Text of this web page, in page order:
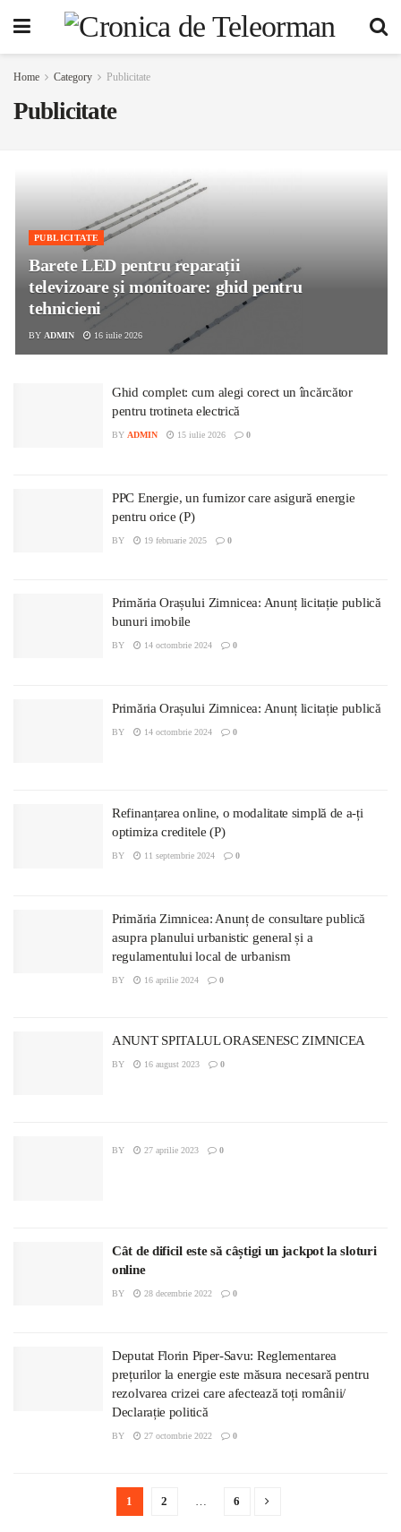
Home Category Publicitate
Publicitate
PUBLICITATE
Barete LED pentru reparații
televizoare și monitoare: ghid pentru
tehnicieni
BY ADMIN 16 iulie 2026
Ghid complet: cum alegi corect un încărcător
pentru trotineta electrică
BY ADMIN 15 iulie 2026 0
PPC Energie, un furnizor care asigură energie
pentru orice (P)
BY 19 februarie 2025 0
Primăria Orașului Zimnicea: Anunț licitație publică
bunuri imobile
BY 14 octombrie 2024 0
Primăria Orașului Zimnicea: Anunț licitație publică
BY 14 octombrie 2024 0
Refinanțarea online, o modalitate simplă de a-ți
optimiza creditele (P)
BY 11 septembrie 2024 0
Primăria Zimnicea: Anunț de consultare publică
asupra planului urbanistic general și a
regulamentului local de urbanism
BY 16 aprilie 2024 0
ANUNT SPITALUL ORASENESC ZIMNICEA
BY 16 august 2023 0
BY 27 aprilie 2023 0
Cât de dificil este să câștigi un jackpot la sloturi
online
BY 28 decembrie 2022 0
Deputat Florin Piper-Savu: Reglementarea
prețurilor la energie este măsura necesară pentru
rezolvarea crizei care afectează toți românii/
Declarație politică
BY 27 octombrie 2022 0
1 2 … 6